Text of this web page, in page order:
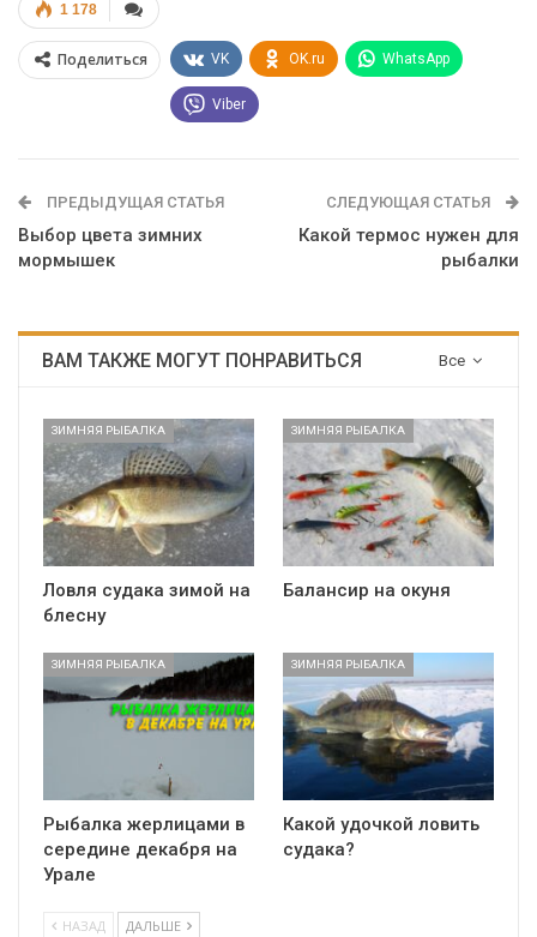
1 178
Поделиться VK OK.ru WhatsApp
Viber
ПРЕДЫДУЩАЯ СТАТЬЯ
Выбор цвета зимних
мормышек
СЛЕДУЮЩАЯ СТАТЬЯ
Какой термос нужен для
рыбалки
Все
ВАМ ТАКЖЕ МОГУТ ПОНРАВИТЬСЯ
ЗИМНЯЯ РЫБАЛКА
Ловля судака зимой на
блесну
ЗИМНЯЯ РЫБАЛКА
Балансир на окуня
ЗИМНЯЯ РЫБАЛКА
Рыбалка жерлицами в
середине декабря на
Урале
ЗИМНЯЯ РЫБАЛКА
Какой удочкой ловить
судака?
НАЗАД ДАЛЬШЕ